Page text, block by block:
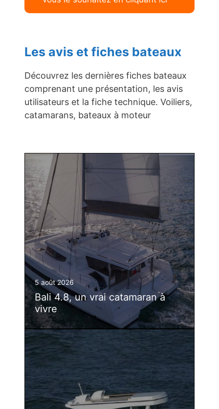
Les avis et fiches bateaux
Découvrez les dernières fiches bateaux
comprenant une présentation, les avis
utilisateurs et la fiche technique. Voiliers,
catamarans, bateaux à moteur
5 août 2026
Bali 4.8, un vrai catamaran à
vivre